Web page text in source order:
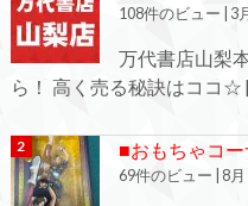
108件のビュー 3
万代書店山梨
ら！ 高く売る秘訣はココ☆
■おもちゃコ
69件のビュー 8